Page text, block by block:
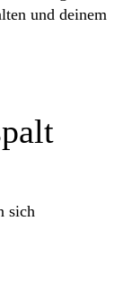
und deinem
sich